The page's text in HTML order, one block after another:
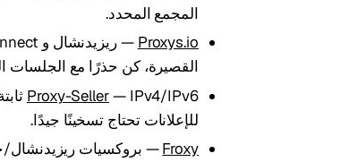
المجمع المحدد.
Proxys.io
القصيرة، كن حذرًا مع الجلسات
Proxy-Seller
للإعلانات تحتاج تسخينًا جيدًا.
Froxy— بروكسيات ريزيدنشال/